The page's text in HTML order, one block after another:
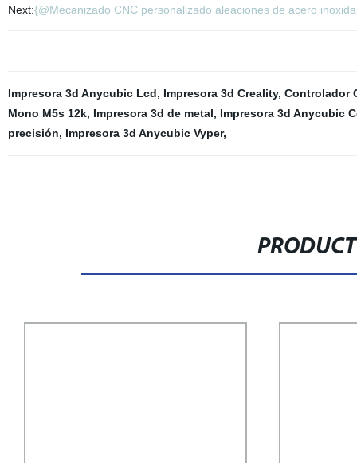
Next:{@Mecanizado CNC personalizado aleaciones de acero
Impresora 3d Anycubic Lcd, Impresora 3d Creality, Controlador
Mono M5s 12k, Impresora 3d de metal, Impresora 3d Anycubic
precisión, Impresora 3d Anycubic Vyper,